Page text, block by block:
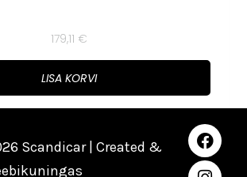
179,11 €
LISA KORVI
Scandicar | Created &